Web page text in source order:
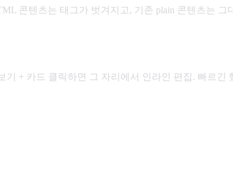
콘텐츠는 태그가 벗겨지고, 기존 plain 콘텐츠는
+ 카드 클릭하면 그 자리에서 인라인 편집. 빠르